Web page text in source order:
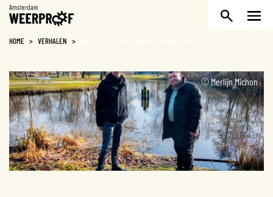
Weerproof
HOME > VERHALEN >
© Merlijn Michon